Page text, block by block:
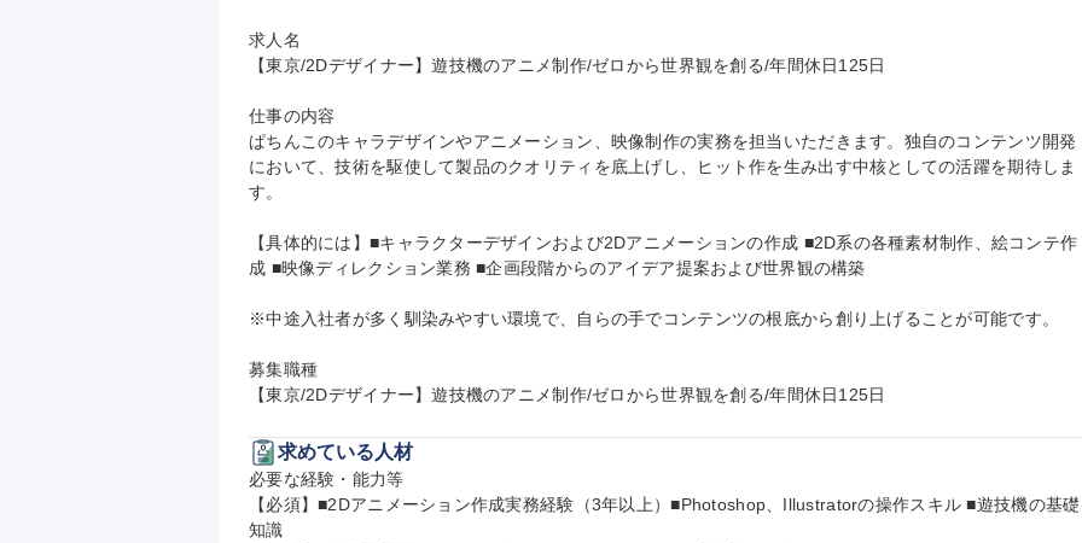
求人名
【東京/2Dデザイナー】遊技機のアニメ制作/ゼロから世界観を創る/年間休日125日
仕事の内容
ぱちんこのキャラデザインやアニメーション、映像制作の実務を担当いただきます。独自のコンテンツ開発
において、技術を駆使して製品のクオリティを底上げし、ヒット作を生み出す中核としての活躍を期待しま
す。
【具体的には】■キャラクターデザインおよび2Dアニメーションの作成 ■2D系の各種素材制作、絵コンテ作
成 ■映像ディレクション業務 ■企画段階からのアイデア提案および世界観の構築
※中途入社者が多く馴染みやすい環境で、自らの手でコンテンツの根底から創り上げることが可能です。
募集職種
【東京/2Dデザイナー】遊技機のアニメ制作/ゼロから世界観を創る/年間休日125日
求めている人材
必要な経験・能力等
【必須】■2Dアニメーション作成実務経験（3年以上）■Photoshop、Illustratorの操作スキル ■遊技機の基礎
知識